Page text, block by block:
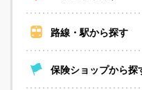
路線・駅から探す
保険ショップから探